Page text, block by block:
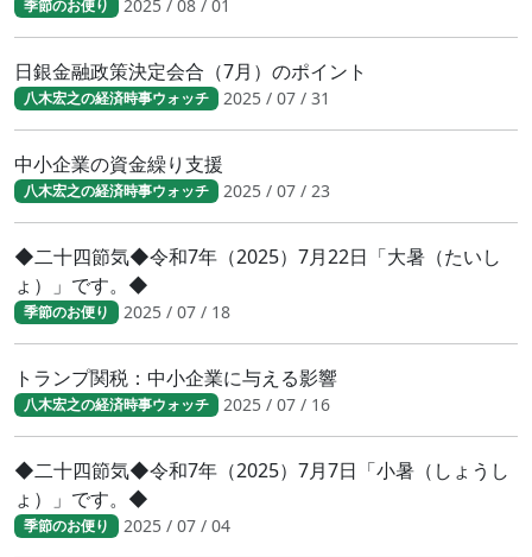
季節のお便り 2025 / 08 / 01
日銀金融政策決定会合（7月）のポイント
八木宏之の経済時事ウォッチ 2025 / 07 / 31
中小企業の資金繰り支援
八木宏之の経済時事ウォッチ 2025 / 07 / 23
◆二十四節気◆令和7年（2025）7月22日「大暑（たいし
ょ）」です。◆
季節のお便り 2025 / 07 / 18
トランプ関税：中小企業に与える影響
八木宏之の経済時事ウォッチ 2025 / 07 / 16
◆二十四節気◆令和7年（2025）7月7日「小暑（しょうし
ょ）」です。◆
季節のお便り 2025 / 07 / 04